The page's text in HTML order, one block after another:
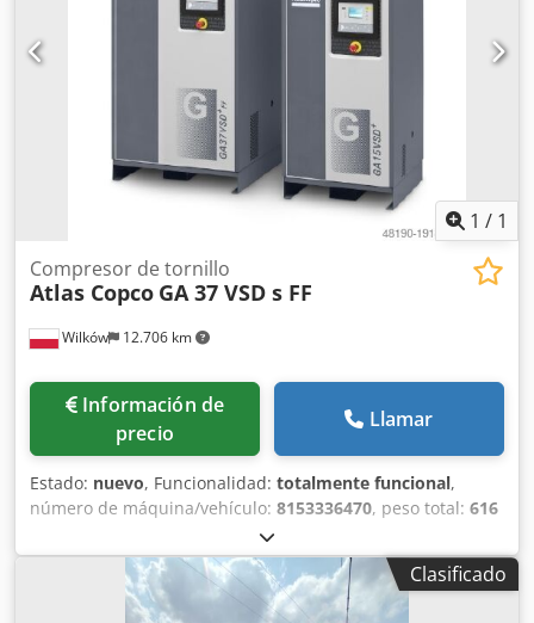
1 / 1
Wilków 12.706 km
Compresor de tornillo
Atlas Copco GA 37 VSD s FF
Información de
precio
Llamar
Estado: nuevo, Funcionalidad: totalmente funcional,
número de máquina/vehículo: 8153336470, peso total: 616
399 m³/h
presión (máx.):13 bar, nivel de ruido:67 dB, tipo de
refrigeración:aire , Equipamiento:documentación /
manual, placa de características disponible, secador
Clasificado